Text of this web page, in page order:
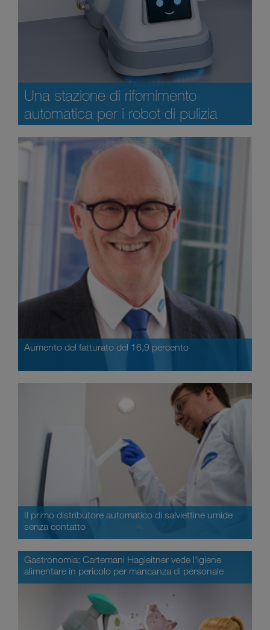
Una stazione di rifornimento
automatica per i robot di pulizia
Aumento del fatturato del 16,9 percento
Il primo distributore automatico di salviettine umide
senza contatto
Gastronomia: Cartemani Hagleitner vede l'igiene
alimentare in pericolo per mancanza di personale